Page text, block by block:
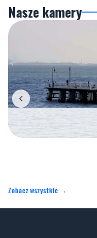
Nasze kamery
Zobacz wszystkie →